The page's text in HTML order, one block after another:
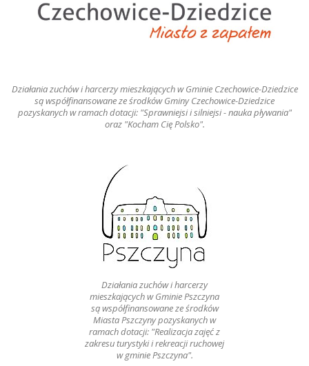
Działania zuchów i harcerzy mieszkających w Gminie Czechowice-Dziedzice
są współfinansowane ze środków Gminy Czechowice-Dziedzice
pozyskanych w ramach dotacji: "Sprawniejsi i silniejsi - nauka pływania"
oraz "Kocham Cię Polsko".
Działania zuchów i harcerzy
mieszkających w Gminie Pszczyna
są współfinansowane ze środków
Miasta Pszczyny pozyskanych w
ramach dotacji: "Realizacja zajęć z
zakresu turystyki i rekreacji ruchowej
w gminie Pszczyna".